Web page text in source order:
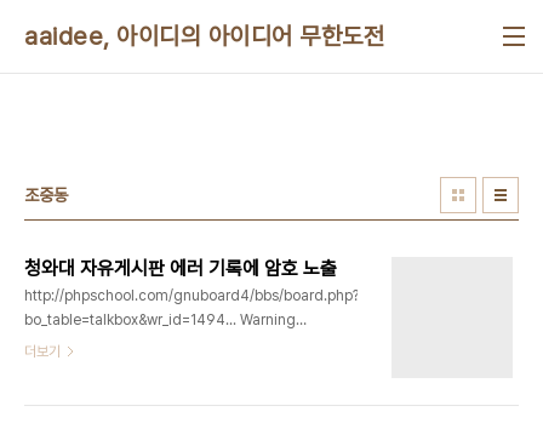
aaidee, 아이디의 아이디어 무한도전
조중동
청와대 자유게시판 에러 기록에 암호 노출
http://phpschool.com/gnuboard4/bbs/board.php?
bo_table=talkbox&wr_id=1494... Warning:
Error: CCI, -16, Connection error in
더보기